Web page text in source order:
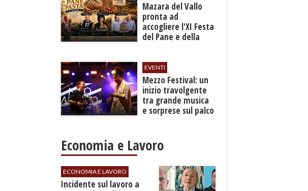
Mazara del Vallo
pronta ad
accogliere l'XI Festa
del Pane e della
EVENTI
Mezzo Festival: un
inizio travolgente
tra grande musica
e sorprese sul palco
Economia e Lavoro
ECONOMIA E LAVORO
​Incidente sul lavoro a